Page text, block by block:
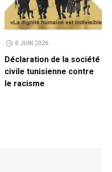
6 JUIN 2026
Déclaration de la société
civile tunisienne contre
le racisme